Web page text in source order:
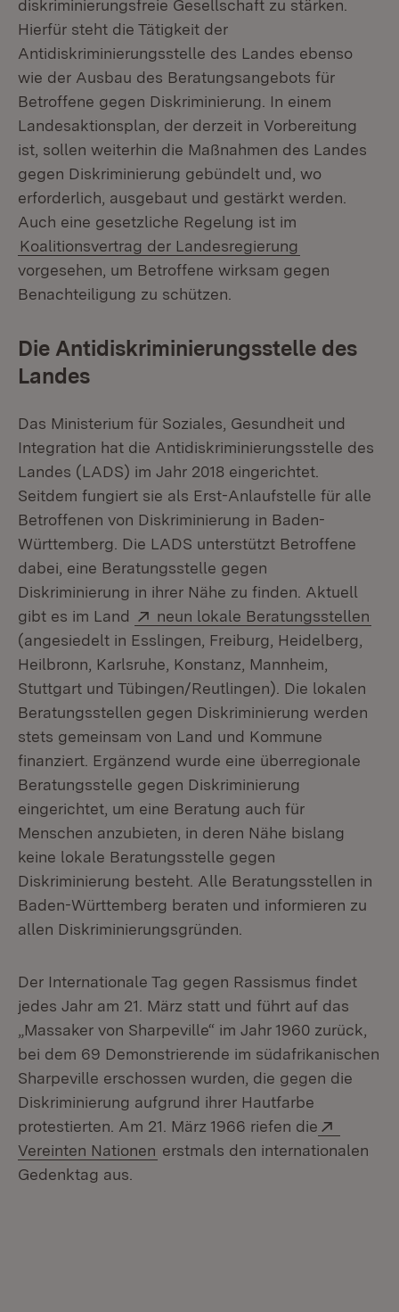
diskriminierungsfreie Gesellschaft zu stärken.
Hierfür steht die Tätigkeit der
Antidiskriminierungsstelle des Landes ebenso
wie der Ausbau des Beratungsangebots für
Betroffene gegen Diskriminierung. In einem
Landesaktionsplan, der derzeit in Vorbereitung
ist, sollen weiterhin die Maßnahmen des Landes
gegen Diskriminierung gebündelt und, wo
erforderlich, ausgebaut und gestärkt werden.
Auch eine gesetzliche Regelung ist im
Koalitionsvertrag der Landesregierung
vorgesehen, um Betroffene wirksam gegen
Benachteiligung zu schützen.
Die Antidiskriminierungsstelle des
Landes
Das Ministerium für Soziales, Gesundheit und
Integration hat die Antidiskriminierungsstelle des
Landes (LADS) im Jahr 2018 eingerichtet.
Seitdem fungiert sie als Erst-Anlaufstelle für alle
Betroffenen von Diskriminierung in Baden-
Württemberg. Die LADS unterstützt Betroffene
dabei, eine Beratungsstelle gegen
Diskriminierung in ihrer Nähe zu finden. Aktuell
gibt es im Land
Extern:
neun lokale Beratungsstellen
(angesiedelt in Esslingen, Freiburg, Heidelberg,
Heilbronn, Karlsruhe, Konstanz, Mannheim,
Stuttgart und Tübingen/Reutlingen). Die lokalen
Beratungsstellen gegen Diskriminierung werden
stets gemeinsam von Land und Kommune
finanziert. Ergänzend wurde eine überregionale
Beratungsstelle gegen Diskriminierung
eingerichtet, um eine Beratung auch für
Menschen anzubieten, in deren Nähe bislang
keine lokale Beratungsstelle gegen
Diskriminierung besteht. Alle Beratungsstellen in
Baden-Württemberg beraten und informieren zu
allen Diskriminierungsgründen.
Der Internationale Tag gegen Rassismus findet
jedes Jahr am 21. März statt und führt auf das
„Massaker von Sharpeville“ im Jahr 1960 zurück,
bei dem 69 Demonstrierende im südafrikanischen
Sharpeville erschossen wurden, die gegen die
Diskriminierung aufgrund ihrer Hautfarbe
protestierten. Am 21. März 1966 riefen die
Vereinten Nationen (Öffnet in neuem Fenster)
erstmals den internationalen
Gedenktag aus.